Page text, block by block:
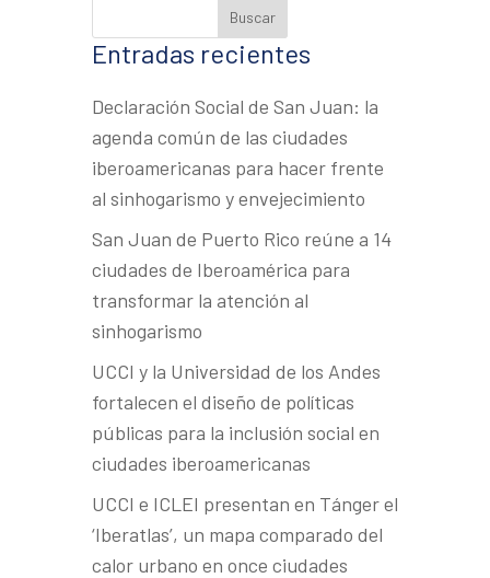
Entradas recientes
Declaración Social de San Juan: la
agenda común de las ciudades
iberoamericanas para hacer frente
al sinhogarismo y envejecimiento
San Juan de Puerto Rico reúne a 14
ciudades de Iberoamérica para
transformar la atención al
sinhogarismo
UCCI y la Universidad de los Andes
fortalecen el diseño de políticas
públicas para la inclusión social en
ciudades iberoamericanas
UCCI e ICLEI presentan en Tánger el
‘Iberatlas’, un mapa comparado del
calor urbano en once ciudades